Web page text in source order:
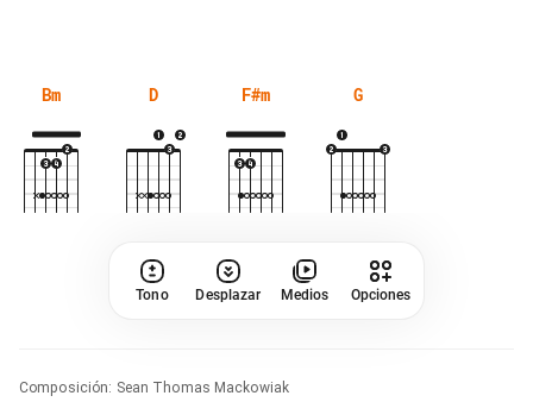
Bm D F#m G
Tono Desplazar Medios Opciones
Composición: Sean Thomas Mackowiak